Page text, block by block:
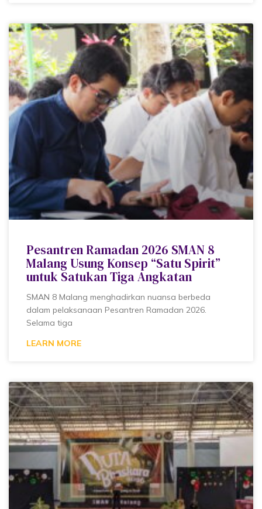
Pesantren Ramadan 2026 SMAN 8
Malang Usung Konsep “Satu Spirit”
untuk Satukan Tiga Angkatan
SMAN 8 Malang menghadirkan nuansa berbeda
dalam pelaksanaan Pesantren Ramadan 2026.
Selama tiga
LEARN MORE